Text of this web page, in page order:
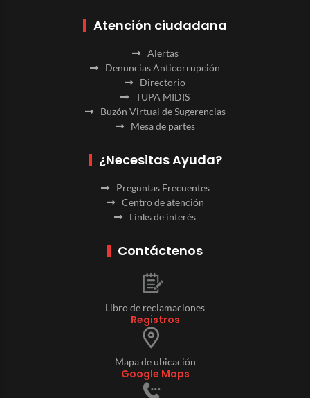
Atención ciudadana
Alertas
Denuncias Anticorrupción
Directorio
TUPA MIDIS
Buzón Virtual de Sugerencias
Mesa de partes
¿Necesitas Ayuda?
Preguntas Frecuentes
Centro de atención
Links de interés
Contáctenos
Libro de reclamaciones
Registros
Mapa de ubicación
Google Maps